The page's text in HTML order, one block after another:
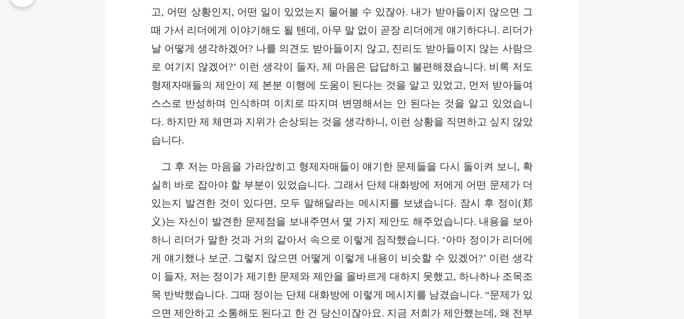
고, 어떤 상황인지, 어떤 일이 있었는지 물어볼 수 있잖아. 내가 받아들이지 않으면 그
때 가서 리더에게 이야기해도 될 텐데, 아무 말 없이 곧장 리더에게 얘기하다니. 리더가
날 어떻게 생각하겠어? 나를 의견도 받아들이지 않고, 진리도 받아들이지 않는 사람으
로 여기지 않겠어?’ 이런 생각이 들자, 제 마음은 답답하고 불편해졌습니다. 비록 저도
형제자매들의 제안이 제 본분 이행에 도움이 된다는 것을 알고 있었고, 먼저 받아들여
스스로 반성하며 인식하며 이치로 따지며 변명해서는 안 된다는 것을 알고 있었습니
다. 하지만 제 체면과 지위가 손상되는 것을 생각하니, 이런 상황을 직면하고 싶지 않았
습니다.
그 후 저는 마음을 가라앉히고 형제자매들이 얘기한 문제들을 다시 돌이켜 보니, 확
실히 바로 잡아야 할 부분이 있었습니다. 그래서 단체 대화방에 저에게 어떤 문제가 더
있는지 발견한 것이 있다면, 모두 말해달라는 메시지를 보냈습니다. 잠시 후 정이(郑
义)는 자신이 발견한 문제점을 보내주면서 몇 가지 제안도 해주었습니다. 내용을 보아
하니 리더가 말한 것과 거의 같아서 속으로 이렇게 짐작했습니다. ‘아마 정이가 리더에
게 얘기했나 보군. 그렇지 않으면 어떻게 이렇게 내용이 비슷할 수 있겠어?’ 이런 생각
이 들자, 저는 정이가 제기한 문제와 제안을 올바르게 대하지 못했고, 하나하나 조목조
목 반박했습니다. 그때 정이는 단체 대화방에 이렇게 메시지를 남겼습니다. “문제가 있
으면 제안하고 소통해도 된다고 한 건 당신이잖아요. 지금 저희가 제안했는데, 왜 전부